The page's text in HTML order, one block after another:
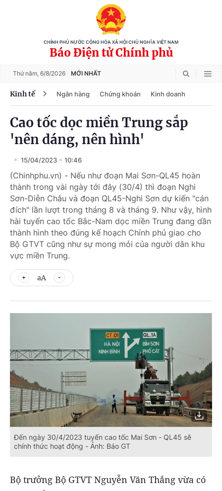
CHÍNH PHỦ NƯỚC CỘNG HÒA XÃ HỘI CHỦ NGHĨA VIỆT NAM
Báo Điện tử Chính phủ
Thứ năm, 6/8/2026 MỚI NHẤT
Kinh tế Ngân hàng Chứng khoán Kinh doanh
Cao tốc dọc miền Trung sắp
'nên dáng, nên hình'
15/04/2023 10:46
(Chinhphu.vn) - Nếu như đoạn Mai Sơn-QL45 hoàn
thành trong vài ngày tới đây (30/4) thì đoạn Nghi
Sơn-Diễn Châu và đoạn QL45-Nghi Sơn dự kiến "cán
đích" lần lượt trong tháng 8 và tháng 9. Như vậy, hình
hài tuyến cao tốc Bắc-Nam dọc miền Trung đang dần
thành hình theo đúng kế hoạch Chính phủ giao cho
Bộ GTVT cũng như sự mong mỏi của người dân khu
vực miền Trung.
aA
Đến ngày 30/4/2023 tuyến cao tốc Mai Sơn - QL45 sẽ
chính thức hoạt động - Ảnh: Báo GT
Bộ trưởng Bộ GTVT Nguyễn Văn Thắng vừa có